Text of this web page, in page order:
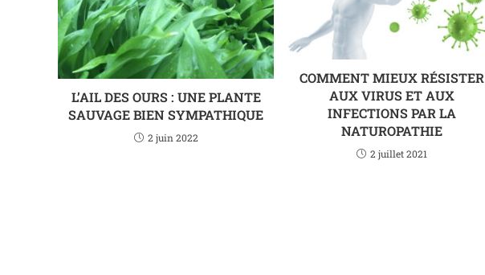
L’AIL DES OURS : UNE PLANTE
SAUVAGE BIEN SYMPATHIQUE
2 juin 2022
COMMENT MIEUX RÉSISTER
AUX VIRUS ET AUX
INFECTIONS PAR LA
NATUROPATHIE
2 juillet 2021